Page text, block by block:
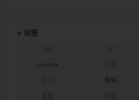
标签
AI IP
youtube
剪辑
变现